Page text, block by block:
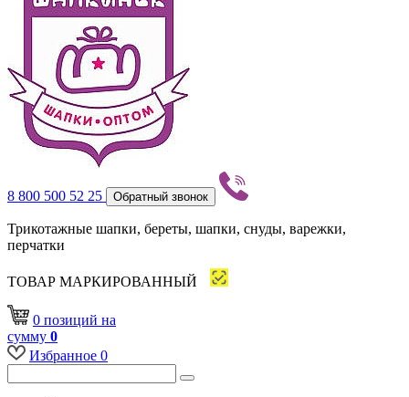
8 800 500 52 25 Обратный звонок
Трикотажные шапки, береты, шапки, снуды, варежки,
перчатки
ТОВАР МАРКИРОВАННЫЙ
0 позиций на
сумму 0
Избранное 0